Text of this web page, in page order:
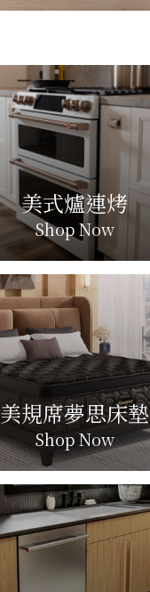
美式爐連烤
Shop Now
美規席夢思床墊
Shop Now